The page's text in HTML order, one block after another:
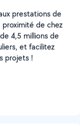
prestations de
de chez
4,5 millions de
et facilitez
projets !